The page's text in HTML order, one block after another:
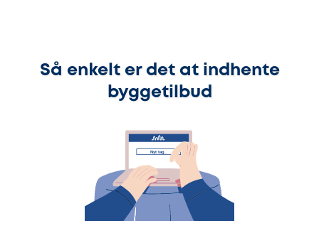
Så enkelt er det at indhente
byggetilbud